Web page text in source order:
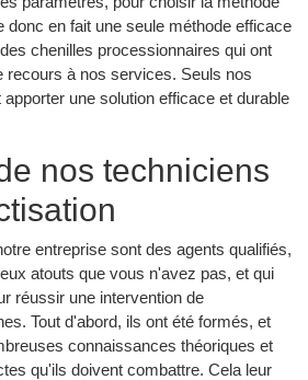
donc en fait une seule méthode efficace
chenilles processionnaires qui ont
recours à nos services. Seuls nos
une solution efficace et durable
nos techniciens
entreprise sont des agents qualifiés,
atouts que vous n'avez pas, et qui
réussir une intervention de
Tout d'abord, ils ont été formés, et
connaissances théoriques et
qu'ils doivent combattre. Cela leur